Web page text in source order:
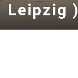
Leipzig )